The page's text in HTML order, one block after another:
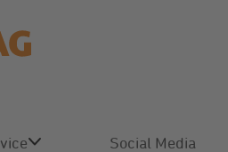
Social Media